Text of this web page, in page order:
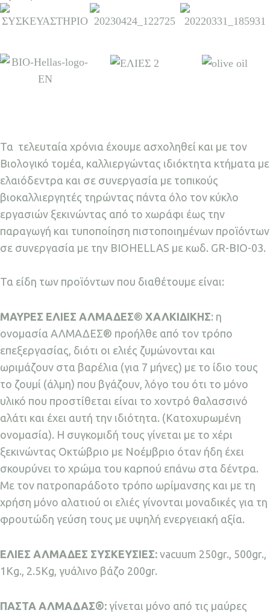
Τα τελευταία χρόνια έχουμε ασχοληθεί και με τον
Βιολογικό τομέα, καλλιεργώντας ιδιόκτητα κτήματα με
ελαιόδεντρα και σε συνεργασία με τοπικούς
βιοκαλλιεργητές τηρώντας πάντα όλο τον κύκλο
εργασιών ξεκινώντας από το χωράφι έως την
παραγωγή και τυποποίηση πιστοποιημένων προϊόντων
σε συνεργασία με την BIOHELLAS με κωδ. GR-BIO-03.
Τα είδη των προϊόντων που διαθέτουμε είναι:
ΜΑΥΡΕΣ ΕΛΙΕΣ ΑΛΜΑΔΕΣ® ΧΑΛΚΙΔΙΚΗΣ: η
ονομασία ΑΛΜΑΔΕΣ® προήλθε από τον τρόπο
επεξεργασίας, διότι οι ελιές ζυμώνονται και
ωριμάζουν στα βαρέλια (για 7 μήνες) με το ίδιο τους
το ζουμί (άλμη) που βγάζουν, λόγο του ότι το μόνο
υλικό που προστίθεται είναι το χοντρό θαλασσινό
αλάτι και έχει αυτή την ιδιότητα. (Κατοχυρωμένη
ονομασία). Η συγκομιδή τους γίνεται με το χέρι
ξεκινώντας Οκτώβριο με Νοέμβριο όταν ήδη έχει
σκουρύνει το χρώμα του καρπού επάνω στα δέντρα.
Με τον πατροπαράδοτο τρόπο ωρίμανσης και με τη
χρήση μόνο αλατιού οι ελιές γίνονται μοναδικές για τη
φρουτώδη γεύση τους με υψηλή ενεργειακή αξία.
ΕΛΙΕΣ ΑΛΜΑΔΕΣ ΣΥΣΚΕΥΣIΕΣ: vacuum 250gr., 500gr.,
1Kg., 2.5Kg, γυάλινο βάζο 200gr.
ΠΑΣΤΑ ΑΛΜΑΔΑΣ®: γίνεται μόνο από τις μαύρες